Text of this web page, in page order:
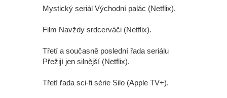
Mystický seriál Východní palác (Netflix).
Film Navždy srdcerváči (Netflix).
Třetí a současně poslední řada seriálu
Přežijí jen silnější (Netflix).
Třetí řada sci-fi série Silo (Apple TV+).